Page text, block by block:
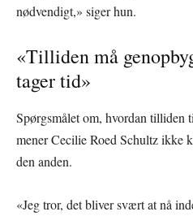
nødvendigt,» siger hun.
«Tilliden må
tager tid»
Spørgsmålet om, hvordan tilliden
mener Cecilie Roed Schultz ikke
den anden.
«Jeg tror, det bliver svært at nå